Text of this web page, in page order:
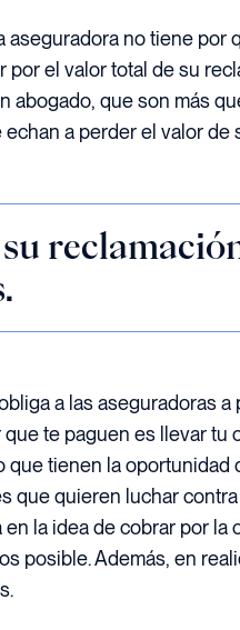
aseguradora no tiene por
por el valor total de su
abogado, que son más
a perder el valor de
a las aseguradoras a
te paguen es llevar tu
que tienen la oportunidad
que quieren luchar
la idea de cobrar por la
posible. Además, en